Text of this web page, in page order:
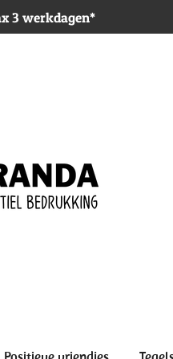
3 werkdagen*